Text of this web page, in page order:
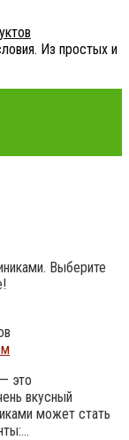
Из простых и
Выберите
это
вкусный
может стать